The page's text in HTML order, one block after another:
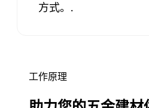
方式。.
工作原理